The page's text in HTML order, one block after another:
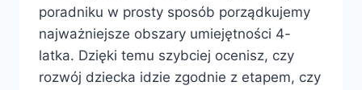
poradniku w prosty sposób porządkujemy
najważniejsze obszary umiejętności 4-
latka. Dzięki temu szybciej ocenisz, czy
rozwój dziecka idzie zgodnie z etapem, czy